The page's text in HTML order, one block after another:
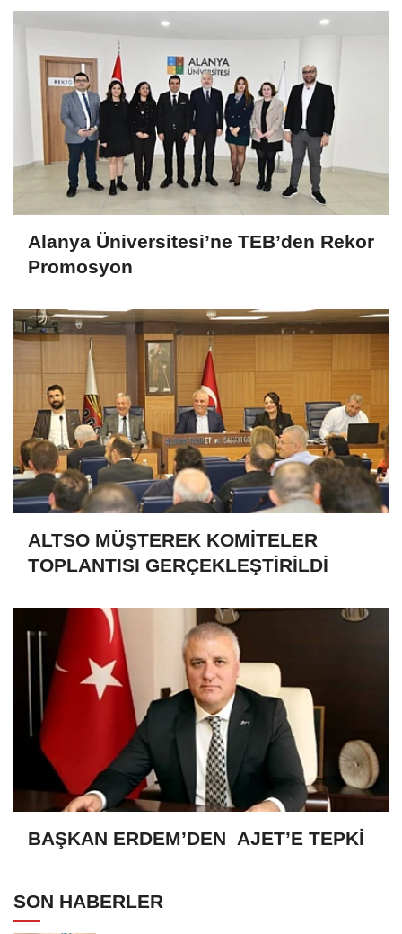
Alanya Üniversitesi’ne TEB’den Rekor
Promosyon
ALTSO MÜŞTEREK KOMİTELER
TOPLANTISI GERÇEKLEŞTİRİLDİ
BAŞKAN ERDEM’DEN AJET’E TEPKİ
SON HABERLER